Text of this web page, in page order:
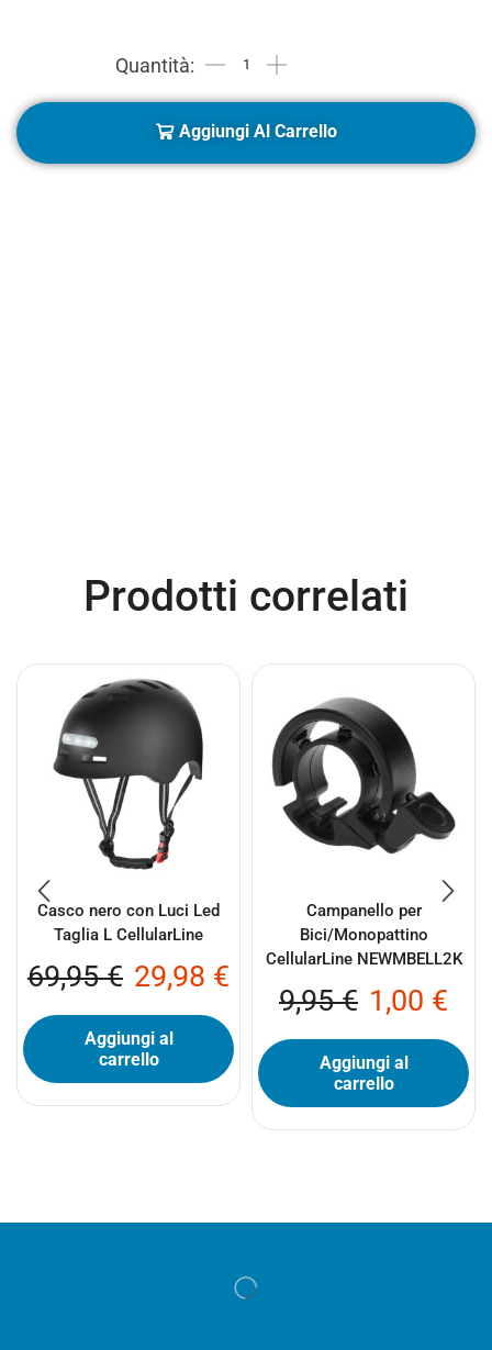
Aggiungi Al Carrello
Prodotti correlati
Casco nero con Luci Led
Taglia L CellularLine
69,95€ 29,98 €
Aggiungi al
carrello
Campanello per
Bici/Monopattino
CellularLine NEWMBELL2K
9,95€ 1,00 €
Aggiungi al
carrello